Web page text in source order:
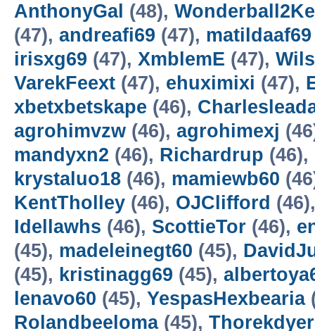
AnthonyGal (48),
(47), andreafi69 (47), matildaaf69
irisxg69 (47), XmblemE (47),
VarekFeext (47), ehuximixi (47),
xbetxbetskape (46),
agrohimvzw (46), agrohimexj
mandyxn2 (46), Richardrup (46),
krystaluo18 (46), mamiewb60
KentTholley (46), OJClifford
Idellawhs (46), ScottieTor (46),
(45), madeleinegt60 (45),
(45), kristinagg69 (45),
lenavo60 (45), YespasHexbearia
Rolandbeeloma(45),